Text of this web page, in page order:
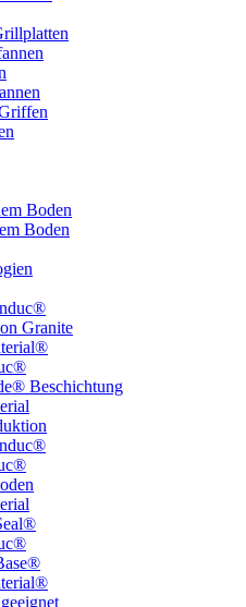
Boden
Boden
Granite
Beschichtung